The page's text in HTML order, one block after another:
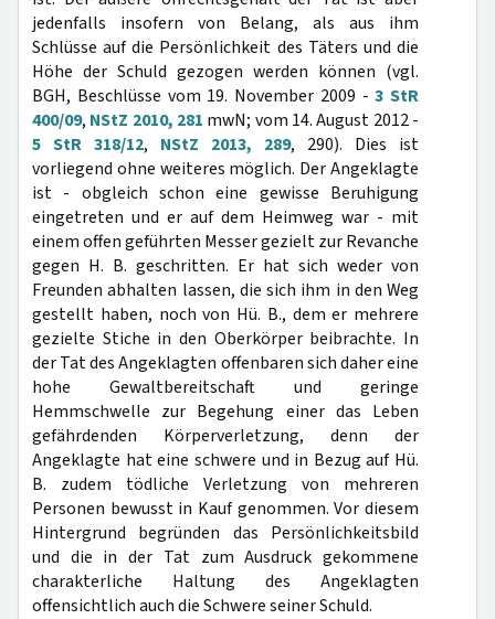
jedenfalls insofern von Belang, als aus ihm
Schlüsse auf die Persönlichkeit des Täters und die
Höhe der Schuld gezogen werden können (vgl.
BGH, Beschlüsse vom 19. November 2009 -3 StR
400/09, NStZ 2010, 281 mwN; vom 14. August 2012 -
5 StR 318/12, NStZ 2013, 289, 290). Dies ist
vorliegend ohne weiteres möglich. Der Angeklagte
ist - obgleich schon eine gewisse Beruhigung
eingetreten und er auf dem Heimweg war - mit
einem offen geführten Messer gezielt zur Revanche
gegen H. B. geschritten. Er hat sich weder von
Freunden abhalten lassen, die sich ihm in den Weg
gestellt haben, noch von Hü. B., dem er mehrere
gezielte Stiche in den Oberkörper beibrachte. In
der Tat des Angeklagten offenbaren sich daher eine
hohe Gewaltbereitschaft und geringe
Hemmschwelle zur Begehung einer das Leben
gefährdenden Körperverletzung, denn der
Angeklagte hat eine schwere und in Bezug auf Hü.
B. zudem tödliche Verletzung von mehreren
Personen bewusst in Kauf genommen. Vor diesem
Hintergrund begründen das Persönlichkeitsbild
und die in der Tat zum Ausdruck gekommene
charakterliche Haltung des Angeklagten
offensichtlich auch die Schwere seiner Schuld.